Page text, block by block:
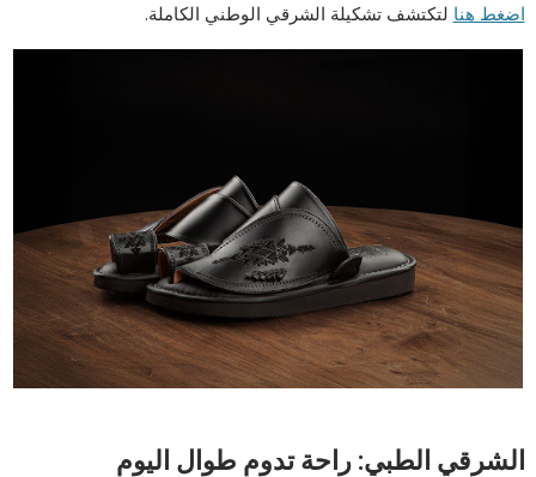
اضغط هنا لتكتشف تشكيلة الشرقي الوطني الكاملة.
الشرقي الطبي: راحة تدوم طوال اليوم